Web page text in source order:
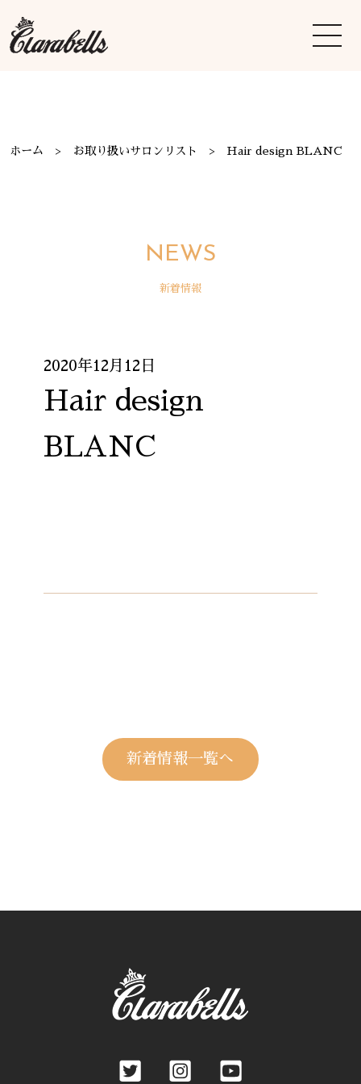
ホーム お取り扱いサロンリスト Hair design BLANC
NEWS
新着情報
2020年12月12日
Hair design
BLANC
新着情報一覧へ